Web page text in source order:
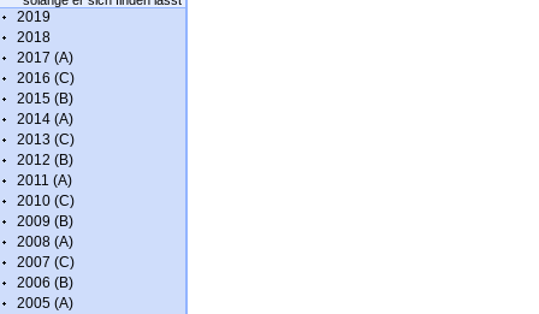
2019
2018
2017 (A)
2016 (C)
2015 (B)
2014 (A)
2013 (C)
2012 (B)
2011 (A)
2010 (C)
2009 (B)
2008 (A)
2007 (C)
2006 (B)
2005 (A)